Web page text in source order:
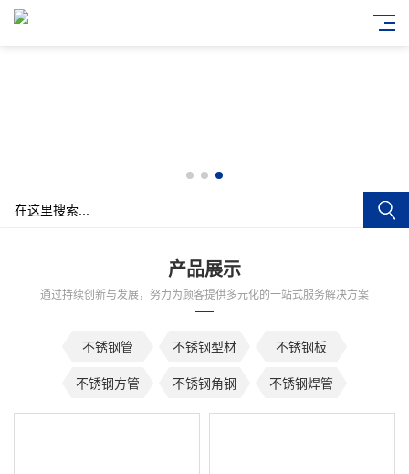
产品展示
通过持续创新与发展，努力为顾客提供多元化的一站式服务解决方案
不锈钢管 不锈钢型材
不锈钢板
不锈钢方管
不锈钢角钢 不锈钢焊管